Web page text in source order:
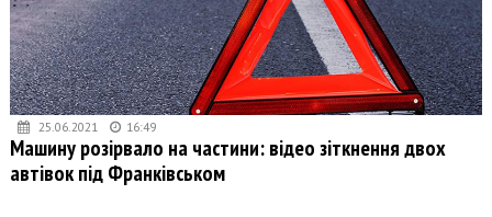
25.06.2021 16:49
Машину розірвало на частини: відео зіткнення двох
автівок під Франківськом